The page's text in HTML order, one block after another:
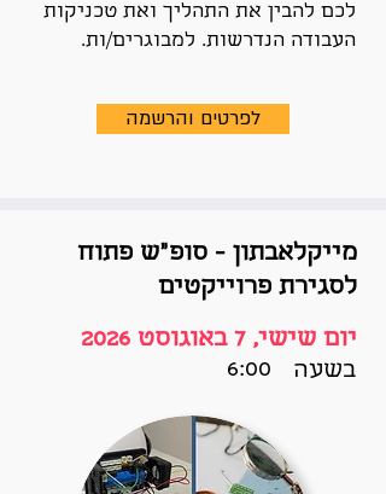
לכם להבין את התהליך ואת טכניקות
העבודה הנדרשות. למבוגרים/ות.
לפרטים והרשמה
מייקלאבתון - סופ"ש פתוח
לסגירת פרוייקטים
יום שישי, 7 באוגוסט 2026
6:00
בשעה